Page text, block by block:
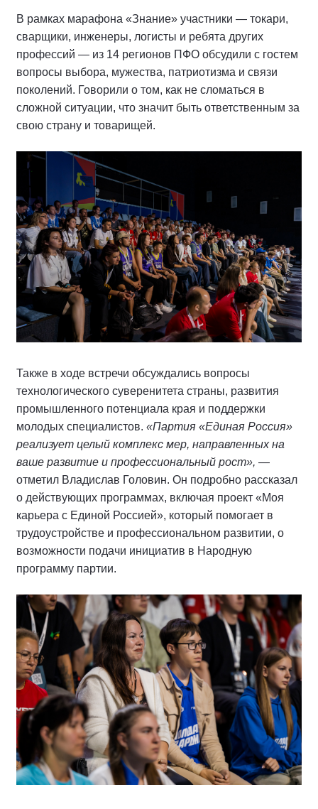
В рамках марафона «Знание» участники — токари,
сварщики, инженеры, логисты и ребята других
профессий — из 14 регионов ПФО обсудили с гостем
вопросы выбора, мужества, патриотизма и связи
поколений. Говорили о том, как не сломаться в
сложной ситуации, что значит быть ответственным за
свою страну и товарищей.
Также в ходе встречи обсуждались вопросы
технологического суверенитета страны, развития
промышленного потенциала края и поддержки
молодых специалистов. «Партия «Единая Россия»
реализует целый комплекс мер, направленных на
ваше развитие и профессиональный рост», —
отметил Владислав Головин. Он подробно рассказал
о действующих программах, включая проект «Моя
карьера с Единой Россией», который помогает в
трудоустройстве и профессиональном развитии, о
возможности подачи инициатив в Народную
программу партии.